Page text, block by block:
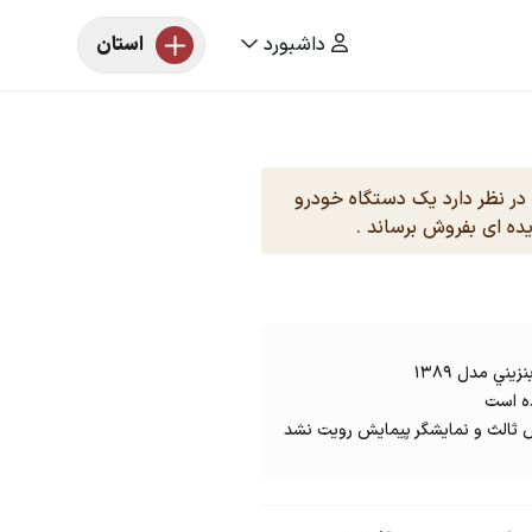
داشبورد استان
نظر دارد یک دستگاه خودرو
ای بفروش برساند .
ثالث و نمایشگر پیمایش رویت نشد